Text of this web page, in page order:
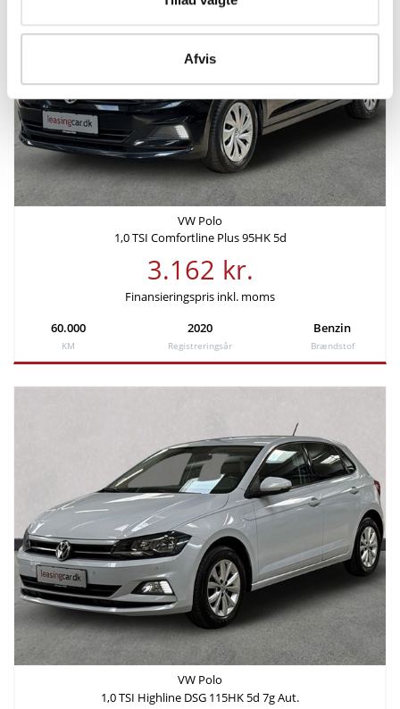
Afvis
KM/L (WLTP) Grøn ejerafgift (årlig)
Leveringsomkostninger (inkl.)
4.680 kr.
Finansiering
3.069 kr 27.980 kr
4,58%
Løbetid
48 mdr. 111.920 kr.
15,15%
Samlede
etableringsomkostninger
-
VW Polo
1,0 TSI Comfortline Plus 95HK 5d
3.162 kr.
Finansieringspris inkl. moms
60.000
KM
2020
Registreringsår
Benzin
Brændstof
VW Polo
1,0 TSI Highline DSG 115HK 5d 7g Aut.